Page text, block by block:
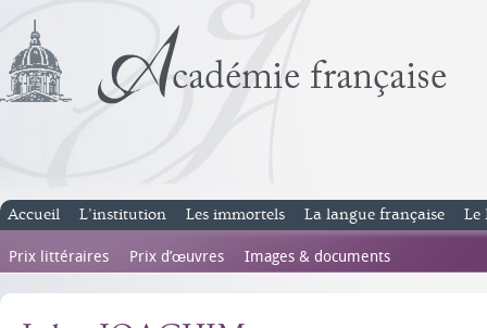
Accueil L’institution Les immortels La langue française Le
Prix littéraires Prix d’œuvres Images & documents